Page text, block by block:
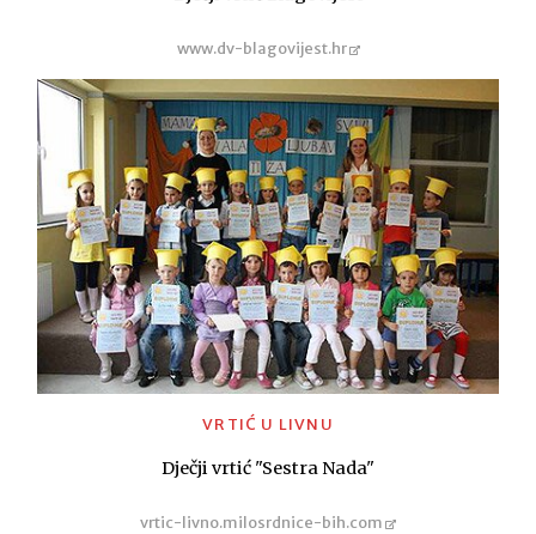
www.dv-blagovijest.hr
VRTIĆ U LIVNU
Dječji vrtić "Sestra Nada"
vrtic-livno.milosrdnice-bih.com